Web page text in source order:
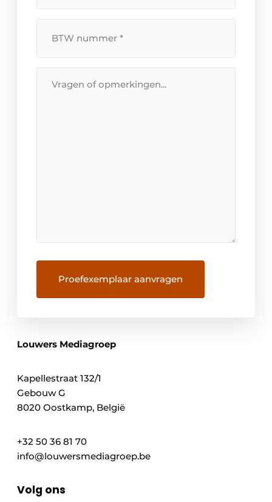
Nummer
*
Louwers Mediagroep
Kapellestraat 132/1
Gebouw G
8020 Oostkamp, België
+32 50 36 81 70
info@louwersmediagroep.be
Volg ons